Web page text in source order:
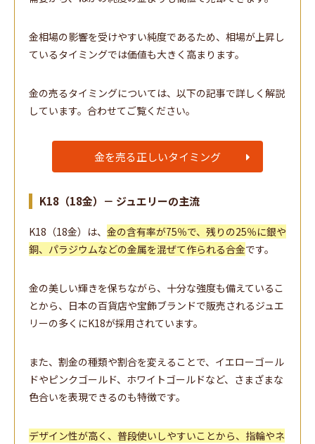
金相場の影響を受けやすい純度であるため、相場が上昇し
ているタイミングでは価値も大きく高まります。
金の売るタイミングについては、以下の記事で詳しく解説
しています。合わせてご覧ください。
金を売る正しいタイミング
K18（18金）－ ジュエリーの主流
K18（18金）は、 金の含有率が75％で、残りの25％に銀や
銅、パラジウムなどの金属を混ぜて作られる合金です。
金の美しい輝きを保ちながら、十分な強度も備えているこ
とから、日本の百貨店や宝飾ブランドで販売されるジュエ
リーの多くにK18が採用されています。
また、割金の種類や割合を変えることで、イエローゴール
ドやピンクゴールド、ホワイトゴールドなど、さまざまな
色合いを表現できるのも特徴です。
デザイン性が高く、普段使いしやすいことから、指輪やネ